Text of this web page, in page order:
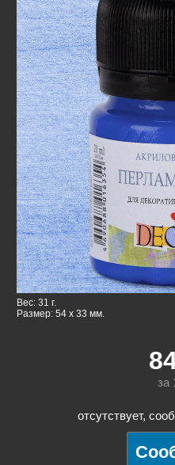
Вес: 31 г.
Размер: 54 x 33 мм.
за
отсутствует,